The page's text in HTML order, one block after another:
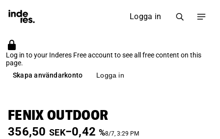
Logga in
Log in to your Inderes Free account to see all free content on this
page.
Skapa användarkonto
Logga in
FENIX OUTDOOR
356,50 SEK−0,42 %8/7, 3:29 PM